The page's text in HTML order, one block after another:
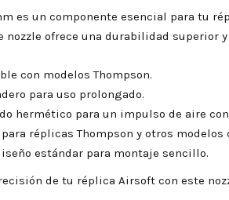
es un componente esencial para tu
nozzle ofrece una durabilidad
con modelos Thompson.
para uso prolongado.
hermético para un impulso de aire
réplicas Thompson y otros modelos
estándar para montaje sencillo.
de tu réplica Airsoft con este